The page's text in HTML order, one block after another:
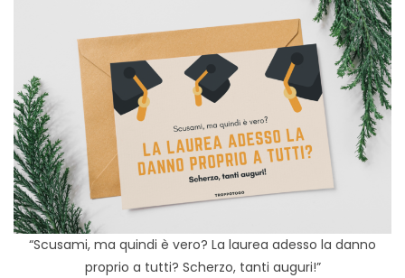
“Scusami, ma quindi è vero? La laurea adesso la danno
proprio a tutti? Scherzo, tanti auguri!”